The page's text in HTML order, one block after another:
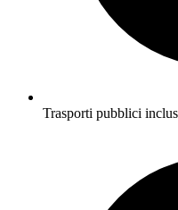
Trasporti pubblici